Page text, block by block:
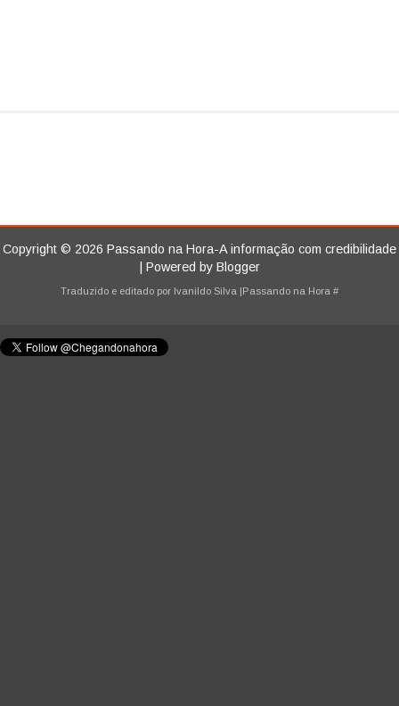
Copyright © 2026 Passando na Hora-A informação com credibilidade
| Powered by Blogger
Traduzido e editado por Ivanildo Silva |Passando na Hora #